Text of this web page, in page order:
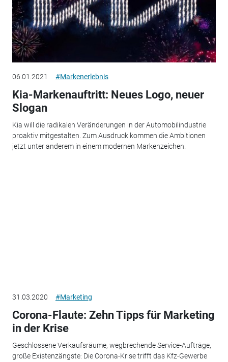
06.01.2021 #Markenerlebnis
Kia-Markenauftritt: Neues Logo, neuer
Slogan
Kia will die radikalen Veränderungen in der Automobilindustrie
proaktiv mitgestalten. Zum Ausdruck kommen die Ambitionen
jetzt unter anderem in einem modernen Markenzeichen.
31.03.2020 #Marketing
Corona-Flaute: Zehn Tipps für Marketing
in der Krise
Geschlossene Verkaufsräume, wegbrechende Service-Aufträge,
große Existenzängste: Die Corona-Krise trifft das Kfz-Gewerbe